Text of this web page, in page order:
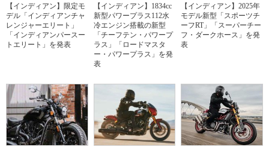
【インディアン】限定モ
デル「インディアンチャ
レンジャーエリート」
「インディアンパースー
トエリート」を発表
【インディアン】1834cc
新型パワープラス112水
冷エンジン搭載の新型
「チーフテン・パワープ
ラス」「ロードマスタ
ー・パワープラス」を発
表
【インディアン】2025年
モデル新型「スポーツチ
ーフRT」「スーパーチー
フ・ダークホース」を発
表